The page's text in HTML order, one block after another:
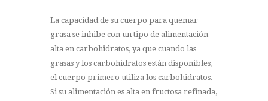
La capacidad de su cuerpo para quemar
grasa se inhibe con un tipo de alimentación
alta en carbohidratos, ya que cuando las
grasas y los carbohidratos están disponibles,
el cuerpo primero utiliza los carbohidratos.
Si su alimentación es alta en fructosa refinada,